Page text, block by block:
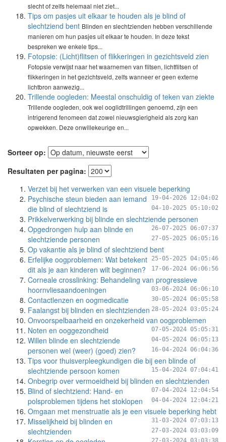
slecht of zelfs helemaal niet ziet...
Tips om pasjes uit elkaar te houden als je blind of
slechtziend bent Blinden en slechtzienden hebben verschillende
manieren om hun pasjes uit elkaar te houden. In deze tekst
bespreken we enkele tips...
Fotopsie: (Licht)flitsen of flikkeringen in gezichtsveld zien
Fotopsie verwijst naar het waarnemen van flitsen, lichtflitsen of
flikkeringen in het gezichtsveld, zelfs wanneer er geen externe
lichtbron aanwezig...
Trillende oogleden: Meestal onschuldig of teken van ziekte
Trillende oogleden, ook wel ooglidtrillingen genoemd, zijn een
intrigerend fenomeen dat zowel nieuwsgierigheid als zorg kan
opwekken. Deze onwillekeurige en...
Sorteer op:
Resultaten per pagina:
Verzet bij het verwerken van een visuele beperking
19-04-2026 12:04:02
Psychische steun bieden aan iemand
die blind of slechtziend is
04-10-2025 05:10:02
Prikkelverwerking bij blinde en slechtziende personen
26-07-2025 06:07:37
Opgedrongen hulp aan blinde en
slechtziende personen
27-05-2025 06:05:16
Op vakantie als je blind of slechtziend bent
25-05-2025 04:05:46
Erfelijke oogproblemen: Wat betekent
dit als je aan kinderen wilt beginnen?
17-06-2024 06:06:56
Corneale crosslinking: Behandeling van progressieve
hoornvliesaandoeningen
03-06-2024 06:06:10
Contactlenzen en oogmedicatie 30-05-2024 06:05:58
Faalangst bij blinden en slechtzienden 28-05-2024 03:05:24
Onvoorspelbaarheid en onzekerheid van oogproblemen
07-05-2024 05:05:31
Noten en ooggezondheid
04-05-2024 06:05:13
Willen blinde en slechtziende
personen wel (weer) (goed) zien?
16-04-2024 06:04:36
Tips voor thuisverpleegkundigen die bij een blinde of
slechtziende persoon komen
15-04-2024 07:04:41
Onbegrip over vermoeidheid bij blinden en slechtzienden
07-04-2024 12:04:54
Blind of slechtziend: Hand- en
polsproblemen tijdens het stoklopen
04-04-2024 12:04:21
Omgaan met menstruatie als je een visuele beperking hebt
31-03-2024 07:03:13
Misselijkheid bij blinden en
slechtzienden
27-03-2024 03:03:09
27-03-2024 03:03:38